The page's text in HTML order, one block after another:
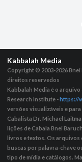
Kabbalah Media
Copyright © 2003-2026Bnei
direitos reservedos
Kabbalah Media é o
Research Institute - https://
versões visualizáveis ​​e
Cabalista Dr. Michael
lições de Cabala Bnei
livros e textos. Os arquivos
buscas por palavra-chave
tipo de mídia e catálogos.